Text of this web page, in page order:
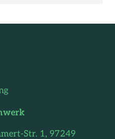
Str. 1, 97249